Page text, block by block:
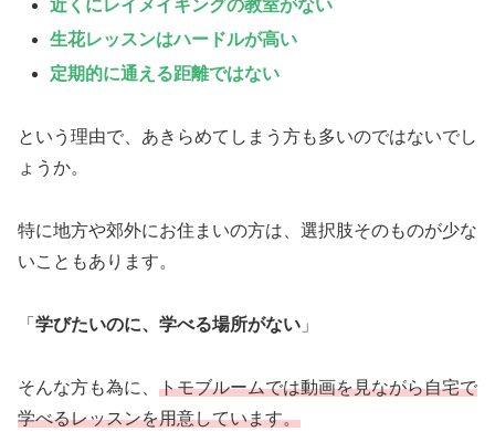
近くにレイメイキングの教室がない
生花レッスンはハードルが高い
定期的に通える距離ではない
という理由で、あきらめてしまう方も多いのではないでし
ょうか。
特に地方や郊外にお住まいの方は、選択肢そのものが少な
いこともあります。
「 学びたいのに、学べる場所がない 」
そんな方も為に、 トモブルームでは動画を見ながら自宅で
学べるレッスンを用意しています。